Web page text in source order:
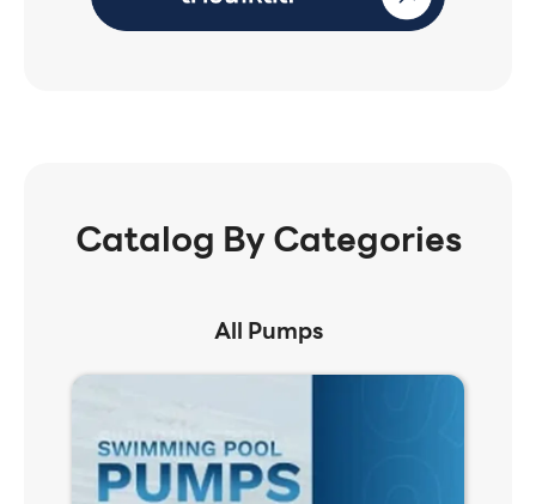
Catalog By Categories
All Pumps